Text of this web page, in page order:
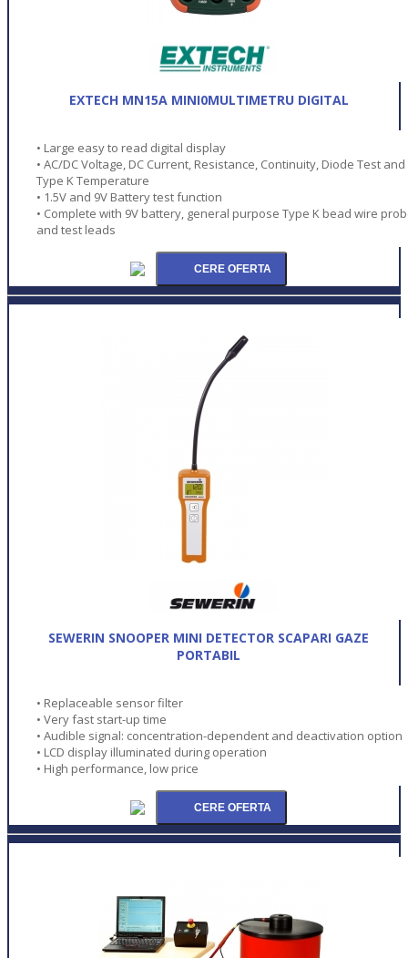
EXTECH MN15A MINI0MULTIMETRU DIGITAL
• Large easy to read digital display
• AC/DC Voltage, DC Current, Resistance, Continuity, Diode Test and
Type K Temperature
• 1.5V and 9V Battery test function
• Complete with 9V battery, general purpose Type K bead wire
and test leads
SEWERIN SNOOPER MINI DETECTOR SCAPARI GAZE
PORTABIL
• Replaceable sensor filter
• Very fast start-up time
• Audible signal: concentration-dependent and deactivation option
• LCD display illuminated during operation
• High performance, low price